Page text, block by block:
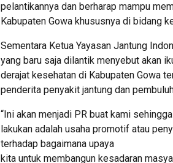
pelantikannya dan berharap mampu
Kabupaten Gowa khususnya di bidang
Sementara Ketua Yayasan Jantung
yang baru saja dilantik menyebut akan
derajat kesehatan di Kabupaten Gowa
penderita penyakit jantung dan
“Ini akan menjadi PR buat kami
lakukan adalah usaha promotif atau
terhadap bagaimana upaya
kita untuk membangun kesadaran